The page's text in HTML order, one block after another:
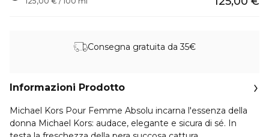
Consegna gratuita da 35€
Informazioni Prodotto
Michael Kors Pour Femme Absolu incarna l'essenza della
donna Michael Kors: audace, elegante e sicura di sé. In